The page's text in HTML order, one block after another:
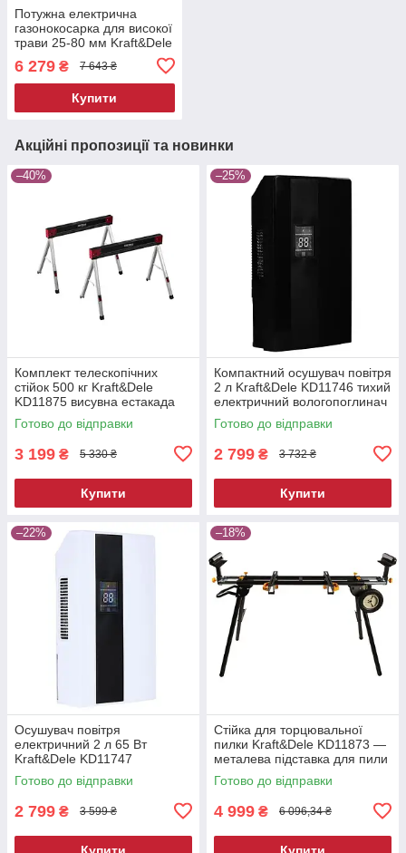
Потужна електрична
газонокосарка для високої
трави 25-80 мм Kraft&Dele
6 279 ₴ 7 643 ₴
Купити
Акційні пропозиції та новинки
–40%
Комплект телескопічних
стійок 500 кг Kraft&Dele
KD11875 висувна естакада
Готово до відправки
3 199 ₴ 5 330 ₴
Купити
–25%
Компактний осушувач повітря
2 л Kraft&Dele KD11746 тихий
електричний вологопоглинач
Готово до відправки
2 799 ₴ 3 732 ₴
Купити
–22%
Осушувач повітря
електричний 2 л 65 Вт
Kraft&Dele KD11747
побутовий вологопоглинач
Готово до відправки
2 799 ₴ 3 599 ₴
Купити
–18%
Стійка для торцювальної
пилки Kraft&Dele KD11873 —
металева підставка для пили
Готово до відправки
4 999 ₴ 6 096,34 ₴
Купити